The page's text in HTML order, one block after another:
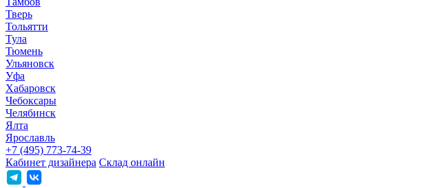
Тверь
Тольятти
Тула
Тюмень
Ульяновск
Уфа
Хабаровск
Чебоксары
Челябинск
Ялта
Ярославль
+7 (495) 773-74-39
Кабинет дизайнера Склад онлайн